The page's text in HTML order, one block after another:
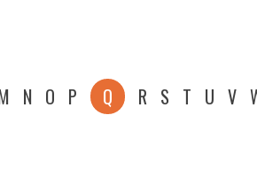
N O P Q R S T U V